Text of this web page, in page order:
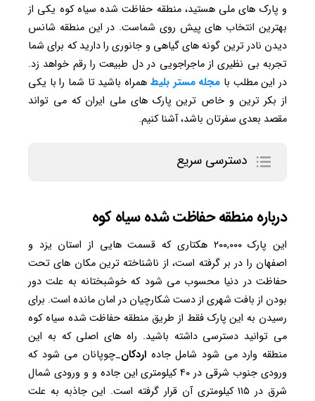
و پارک های ملی هستید، منطقه حفاظت شده سیاه کوه یکی از
بهترین انتخاب های پیش روی شماست. در این منطقه شانس
دیدن نادر ترین گونه های گیاهی و جانوری را دارید که برای شما
تجربه بی نظیری از ماجراجویی در دل طبیعت را رقم خواهد زد.
در این مطلب با مجله مستر بلیط همراه باشید تا شما را با یکی
از بکر ترین و خاص ترین پارک های ملی ایران که می تواند
مقصد بعدی سفرتان باشد، آشنا کنیم.
دسترسی سریع
درباره منطقه حفاظت شده سیاه کوه
این پارک ۲۰۰,۰۰۰ هکتاری که قسمت هایی از استان یزد و
اصفهان را در بر گرفته است، از ناشناخته ترین مکان های تحت
حفاظت در دنیا محسوب می شود که خوشبختانه به علت دور
بودن از بافت شهری از دست شکارچیان در امان مانده است. برای
رسیدن به این پارک فقط از طریق منطقه حفاظت شده سیاه کوه
می توانید دسترسی داشته باشید. راه های اصلی که به این
منطقه وارد می شود شامل جاده اردکان_چوپانان می شود که
ورودی جنوب شرقی در ۴۰ کیلومتری این جاده و و ورودی شمال
شرق در ۱۱۵ کیلومتری آن قرار گرفته است. این جاذبه به علت